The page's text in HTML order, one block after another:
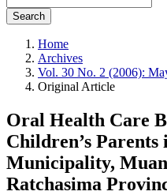
Search
Home
Archives
Vol. 30 No. 2 (2006):
Original Article
Oral Health Care
Children’s
Municipality,
Ratchasima